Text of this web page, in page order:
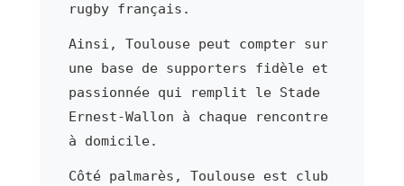
rugby français.
Ainsi, Toulouse peut compter sur
une base de supporters fidèle et
passionnée qui remplit le Stade
Ernest-Wallon à chaque rencontre
à domicile.
Côté palmarès, Toulouse est club